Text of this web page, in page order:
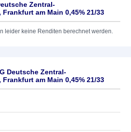
Zentral-
am Main 0,45% 21/33
leider keine Renditen berechnet werden.
Deutsche Zentral-
am Main 0,45% 21/33